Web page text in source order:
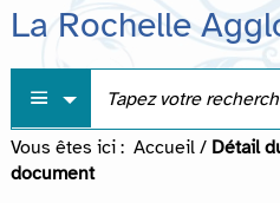
La Rochelle
Vous êtes ici : Accueil / Détail
document